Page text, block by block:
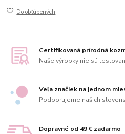
Do obľúbených
Certifikovaná prírodná
Naše výrobky nie sú
Veľa značiek na jednom
Podporujeme našich
Dopravné od 49 € zadarmo